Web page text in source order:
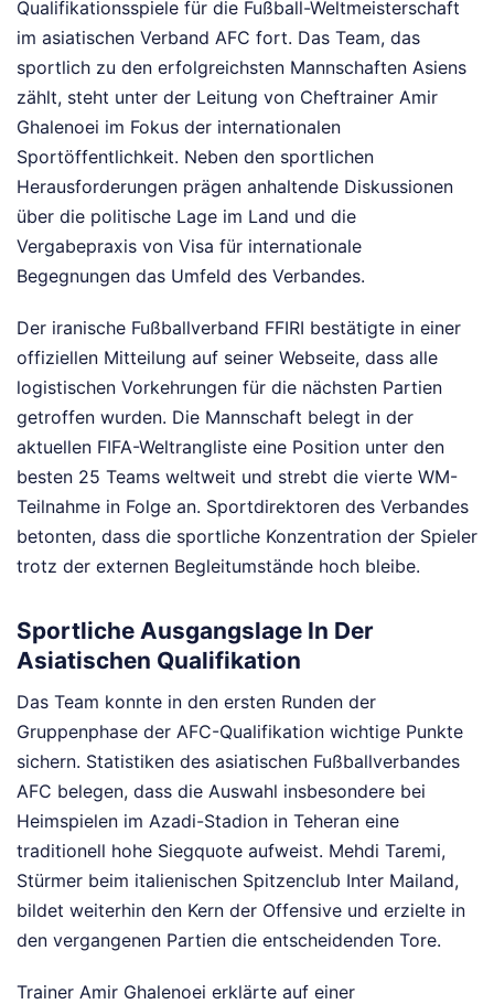
Qualifikationsspiele für die Fußball-Weltmeisterschaft
im asiatischen Verband AFC fort. Das Team, das
sportlich zu den erfolgreichsten Mannschaften Asiens
zählt, steht unter der Leitung von Cheftrainer Amir
Ghalenoei im Fokus der internationalen
Sportöffentlichkeit. Neben den sportlichen
Herausforderungen prägen anhaltende Diskussionen
über die politische Lage im Land und die
Vergabepraxis von Visa für internationale
Begegnungen das Umfeld des Verbandes.
Der iranische Fußballverband FFIRI bestätigte in einer
offiziellen Mitteilung auf seiner Webseite, dass alle
logistischen Vorkehrungen für die nächsten Partien
getroffen wurden. Die Mannschaft belegt in der
aktuellen FIFA-Weltrangliste eine Position unter den
besten 25 Teams weltweit und strebt die vierte WM-
Teilnahme in Folge an. Sportdirektoren des Verbandes
betonten, dass die sportliche Konzentration der Spieler
trotz der externen Begleitumstände hoch bleibe.
Sportliche Ausgangslage In Der
Asiatischen Qualifikation
Das Team konnte in den ersten Runden der
Gruppenphase der AFC-Qualifikation wichtige Punkte
sichern. Statistiken des asiatischen Fußballverbandes
AFC belegen, dass die Auswahl insbesondere bei
Heimspielen im Azadi-Stadion in Teheran eine
traditionell hohe Siegquote aufweist. Mehdi Taremi,
Stürmer beim italienischen Spitzenclub Inter Mailand,
bildet weiterhin den Kern der Offensive und erzielte in
den vergangenen Partien die entscheidenden Tore.
Trainer Amir Ghalenoei erklärte auf einer